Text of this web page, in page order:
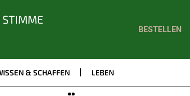
STIMME
BESTELLEN
& SCHAFFEN LEBEN